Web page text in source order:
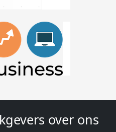
over ons